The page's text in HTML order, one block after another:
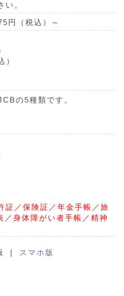
い。
円（税込）～
）
の5種類です。
／保険証／年金手帳／旅
／身体障がい者手帳／精神
| スマホ版